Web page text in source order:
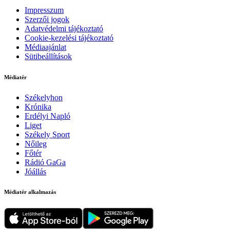
Impresszum
Szerzői jogok
Adatvédelmi tájékoztató
Cookie-kezelési tájékoztató
Médiaajánlat
Sütibeállítások
Médiatér
Székelyhon
Krónika
Erdélyi Napló
Liget
Székely Sport
Nőileg
Főtér
Rádió GaGa
Jóállás
Médiatér alkalmazás